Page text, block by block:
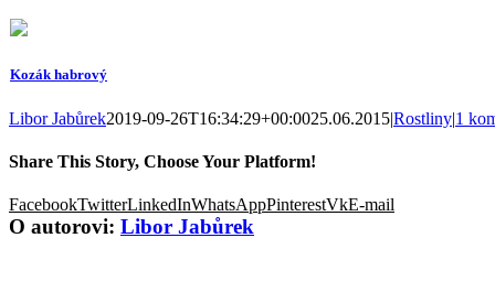
Kozák habrový
Libor Jabůrek2019-09-26T16:34:29+00:0025.06.2015|Rostliny|1
Share This Story, Choose Your Platform!
FacebookTwitterLinkedInWhatsAppPinterestVkE-mail
O autorovi: Libor Jabůrek